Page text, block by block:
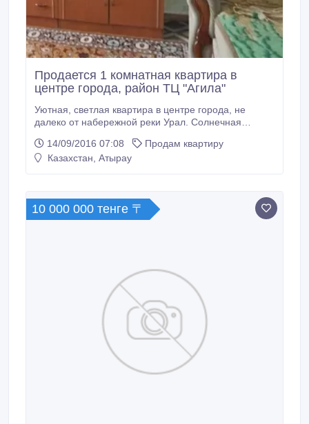
Продается 1 комнатная квартира в
центре города, район ТЦ "Агила"
Уютная, светлая квартира в центре города, не
далеко от набережной реки Урал. Солнечная
жизни инфраструктура: магазины, кафе, остановка
общественного транспорта, игровые детские
холодильник, стиральная машинка-автомат.
14/09/2016 07:08
Продам квартиру
Казахстан, Атырау
10 000 000 тенге 〒